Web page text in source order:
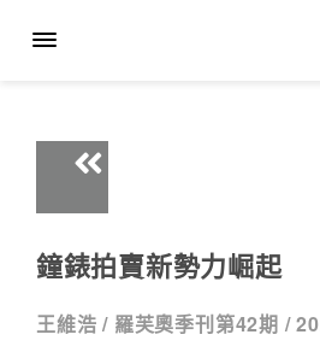
鐘錶拍賣新勢力崛起
王維浩 / 羅芙奧季刊第42期 /